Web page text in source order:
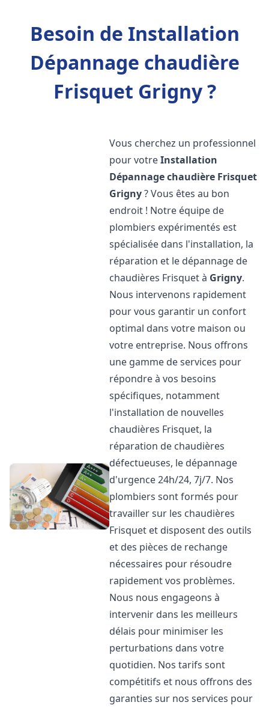
Besoin de Installation
Dépannage chaudière
Frisquet Grigny ?
Vous cherchez un professionnel
pour votreInstallation
Dépannage chaudière Frisquet
Grigny? Vous êtes au bon
endroit ! Notre équipe de
plombiers expérimentés est
spécialisée dans l'installation, la
réparation et le dépannage de
chaudières Frisquet à Grigny.
Nous intervenons rapidement
pour vous garantir un confort
optimal dans votre maison ou
votre entreprise. Nous offrons
une gamme de services pour
répondre à vos besoins
spécifiques, notamment
l'installation de nouvelles
chaudières Frisquet, la
réparation de chaudières
défectueuses, le dépannage
d'urgence 24h/24, 7j/7. Nos
plombiers sont formés pour
travailler sur les chaudières
Frisquet et disposent des outils
et des pièces de rechange
nécessaires pour résoudre
rapidement vos problèmes.
Nous nous engageons à
intervenir dans les meilleurs
délais pour minimiser les
perturbations dans votre
quotidien. Nos tarifs sont
compétitifs et nous offrons des
garanties sur nos services pour